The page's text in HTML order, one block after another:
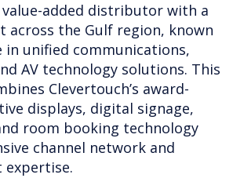
value-added distributor with a
the Gulf region, known
unified communications,
AV technology solutions. This
Clevertouch’s award-
displays, digital signage,
room booking technology
channel network and
expertise.